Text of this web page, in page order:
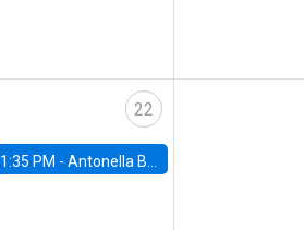
22
1:35 PM -Antonella Bancalari, Institute for Fiscal Studies (IFS) and Research Associate at University College London (UCL)